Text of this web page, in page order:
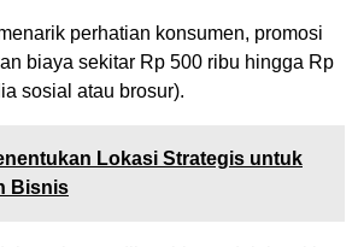
perhatian konsumen, promosi
biaya sekitar Rp 500 ribu hingga Rp
sosial atau brosur).
Lokasi Strategis untuk
Bisnis